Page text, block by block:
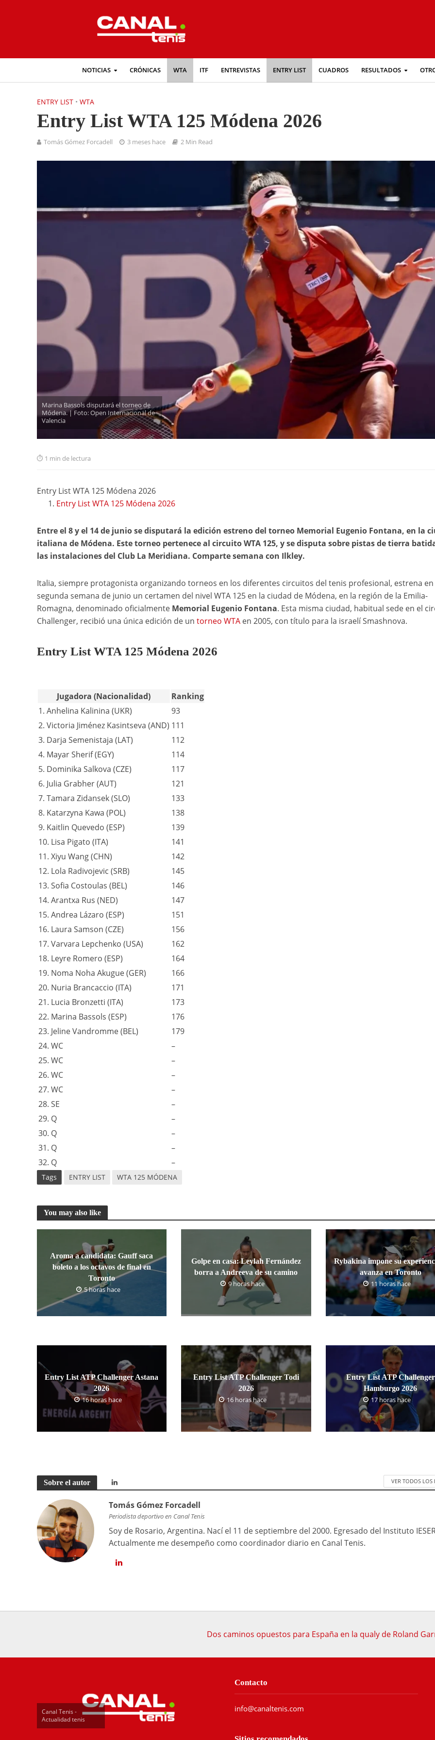
NOTICIAS CRÓNICAS WTA ITF ENTREVISTAS ENTRY LIST CUADROS RESULTADOS
ENTRY LIST • WTA
Entry List WTA 125 Módena 2026
Tomás Gómez Forcadell 3 meses hace 2 Min Read
Marina Bassols disputará el torneo de
Módena. | Foto: Open Internacional de
Valencia
1 min de lectura
Entry List WTA 125 Módena 2026
Entry List WTA 125 Módena 2026
Entre el 8 y el 14 de junio se disputará la edición estreno del torneo Memorial Eugenio Fontana, en la
italiana de Módena. Este torneo pertenece al circuito WTA 125, y se disputa sobre pistas de tierra
las instalaciones del Club La Meridiana. Comparte semana con Ilkley.
Italia, siempre protagonista organizando torneos en los diferentes circuitos del tenis profesional, estrena en
segunda semana de junio un certamen del nivel WTA 125 en la ciudad de Módena, en la región de la Emilia-
Romagna, denominado oficialmente Memorial Eugenio Fontana. Esta misma ciudad, habitual sede en el
Challenger, recibió una única edición de un torneo WTAen 2005, con título para la israelí Smashnova.
Entry List WTA 125 Módena 2026
Jugadora (Nacionalidad)
Ranking
1. Anhelina Kalinina (UKR)
93
2. Victoria Jiménez Kasintseva (AND) 111
3. Darja Semenistaja (LAT)
112
4. Mayar Sherif (EGY)
114
5. Dominika Salkova (CZE)
117
6. Julia Grabher (AUT)
121
7. Tamara Zidansek (SLO)
133
8. Katarzyna Kawa (POL)
138
9. Kaitlin Quevedo (ESP)
139
10. Lisa Pigato (ITA)
141
11. Xiyu Wang (CHN)
142
12. Lola Radivojevic (SRB)
145
13. Sofia Costoulas (BEL)
146
14. Arantxa Rus (NED)
147
15. Andrea Lázaro (ESP)
151
16. Laura Samson (CZE)
156
17. Varvara Lepchenko (USA)
162
18. Leyre Romero (ESP)
164
19. Noma Noha Akugue (GER)
166
20. Nuria Brancaccio (ITA)
171
21. Lucia Bronzetti (ITA)
173
22. Marina Bassols (ESP)
176
23. Jeline Vandromme (BEL)
179
24. WC
–
25. WC
–
26. WC
–
27. WC
–
28. SE
–
29. Q
–
30. Q
–
31. Q
–
32. Q
–
Tags ENTRY LIST WTA 125 MÓDENA
You may also like
Aroma a candidata: Gauff saca
boleto a los octavos de final en
Toronto
5 horas hace
Golpe en casa: Leylah Fernández
borra a Andreeva de su camino
9 horas hace
Rybakina impone su
avanza en Toronto
11 horas hace
Entry List ATP Challenger Astana
2026
16 horas hace
Entry List ATP Challenger Todi
2026
16 horas hace
Entry List ATP Challenger
Hamburgo 2026
17 horas hace
Sobre el autor VER TODOS LOS
Tomás Gómez Forcadell
Periodista deportivo en Canal Tenis
Soy de Rosario, Argentina. Nací el 11 de septiembre del 2000. Egresado del Instituto
Actualmente me desempeño como coordinador diario en Canal Tenis.
Dos caminos opuestos para España en la qualy de Roland
Canal Tenis -
Actualidad tenis
Contacto
info@canaltenis.com